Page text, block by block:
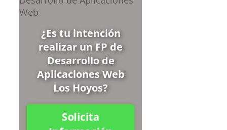
¿Es tu intención
realizar un FP de
Desarrollo de
Aplicaciones Web
Los Hoyos?
Solicita